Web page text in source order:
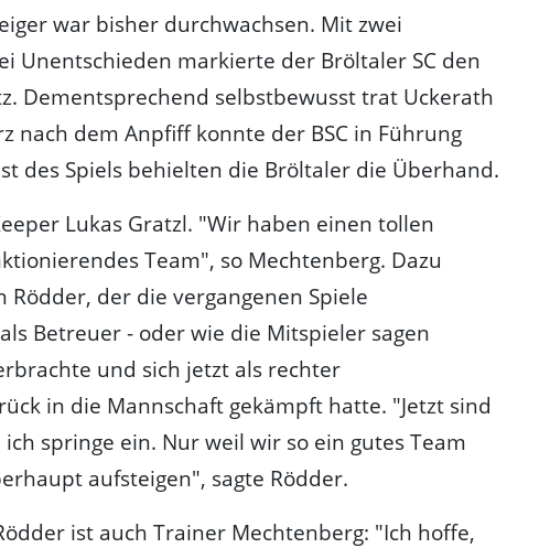
war bisher durchwachsen. Mit zwei
Unentschieden markierte der Bröltaler SC den
Dementsprechend selbstbewusst trat Uckerath
nach dem Anpfiff konnte der BSC in Führung
des Spiels behielten die Bröltaler die Überhand.
Lukas Gratzl. "Wir haben einen tollen
Team", so Mechtenberg. Dazu
Rödder, der die vergangenen Spiele
Betreuer - oder wie die Mitspieler sagen
und sich jetzt als rechter
in die Mannschaft gekämpft hatte. "Jetzt sind
springe ein. Nur weil wir so ein gutes Team
aufsteigen", sagte Rödder.
ist auch Trainer Mechtenberg: "Ich hoffe,